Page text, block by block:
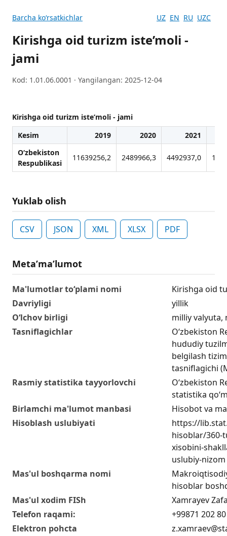
Barcha koʻrsatkichlar UZ EN RU UZC
Kirishga oid turizm iste’moli -
jami
Kod: 1.01.06.0001 · Yangilangan: 2025-12-04
Kirishga oid turizm iste’moli - jami
Kesim
2019 2020
2021
O‘zbekiston
Respublikasi
11639256,2 2489966,3 4492937,0
Yuklab olish
CSV JSON XML XLSX PDF
Metaʼmaʼlumot
Ma'lumotlar to‘plami nomi
Kirishga oid
Davriyligi
yillik
O‘lchov birligi
milliy valyuta,
Tasniflagichlar
O‘zbekiston
hududiy
belgilash
tasniflagichi
Rasmiy statistika tayyorlovchi
O‘zbekiston
statistika
Birlamchi ma'lumot manbasi
Hisobot va
Hisoblash uslubiyati
https://
hisoblar/360-
xisobini-
uslubiy-nizom
Mas'ul boshqarma nomi
hisoblar
Mas'ul xodim FISh
Xamrayev
Telefon raqami:
+99871 202
Elektron pohcta